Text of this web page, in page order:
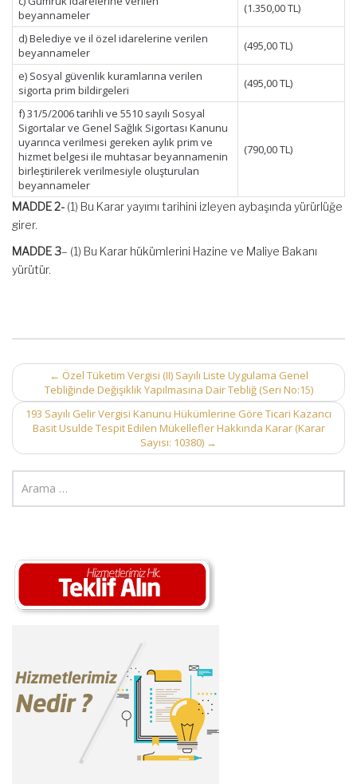
beyannameler
(1.350,00 TL)
d) Belediye ve il özel idarelerine verilen
beyannameler
(495,00 TL)
e) Sosyal güvenlik kuramlarına verilen
sigorta prim bildirgeleri
(495,00 TL)
f) 31/5/2006 tarihli ve 5510 sayılı Sosyal
Sigortalar ve Genel Sağlık Sigortası Kanunu
uyarınca verilmesi gereken aylık prim ve
hizmet belgesi ile muhtasar beyannamenin
birleştirilerek verilmesiyle oluşturulan
beyannameler
(790,00 TL)
MADDE 2- (1) Bu Karar yayımı tarihini izleyen aybaşında yürürlüğe
girer.
MADDE 3– (1) Bu Karar hükümlerini Hazine ve Maliye Bakanı
yürütür.
Post
navigation
← Özel Tüketim Vergisi (II) Sayılı Liste Uygulama Genel
Tebliğinde Değişiklik Yapılmasına Dair Tebliğ (Seri No:15)
193 Sayılı Gelir Vergisi Kanunu Hükümlerine Göre Ticari Kazancı
Basit Usulde Tespit Edilen Mükellefler Hakkında Karar (Karar
Sayısı: 10380) →